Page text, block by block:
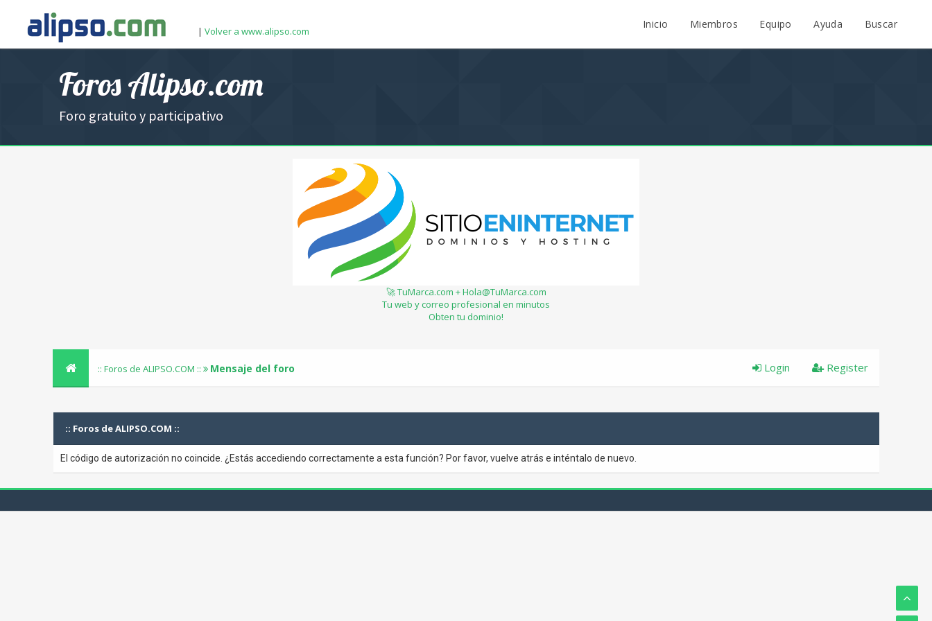
| Volver a www.alipso.com
Inicio Miembros Equipo Ayuda Buscar
Foros Alipso.com
Foro gratuito y participativo
🚀 TuMarca.com + Hola@TuMarca.com
Tu web y correo profesional en minutos
Obten tu dominio!
:: Foros de ALIPSO.COM :: Mensaje del foro Register
Login
:: Foros de ALIPSO.COM ::
El código de autorización no coincide. ¿Estás accediendo correctamente a esta función? Por favor, vuelve atrás e inténtalo de nuevo.